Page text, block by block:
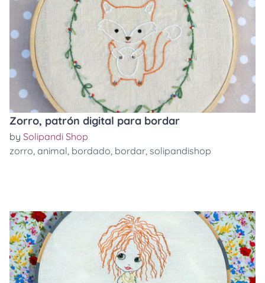
Zorro, patrón digital para bordar
by Solipandi Shop
zorro, animal, bordado, bordar, solipandishop